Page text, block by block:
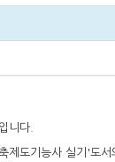
니다.
제도기능사 실기'도